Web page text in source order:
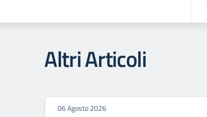
Altri Articoli
06 Agosto 2026